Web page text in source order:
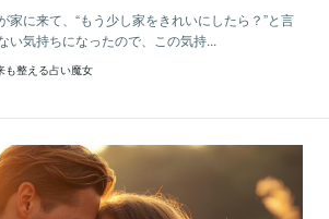
家に来て、“もう少し家をきれいにしたら？”と言
い気持ちになったので、この気持...
整える占い魔女